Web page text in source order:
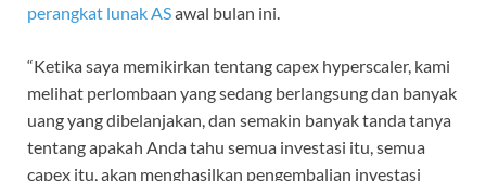
perangkat lunak ASawal bulan ini.
“Ketika saya memikirkan tentang capex hyperscaler, kami
melihat perlombaan yang sedang berlangsung dan banyak
uang yang dibelanjakan, dan semakin banyak tanda tanya
tentang apakah Anda tahu semua investasi itu, semua
capex itu, akan menghasilkan pengembalian investasi